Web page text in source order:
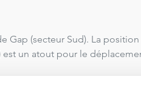
Gap (secteur Sud). La
un atout pour le